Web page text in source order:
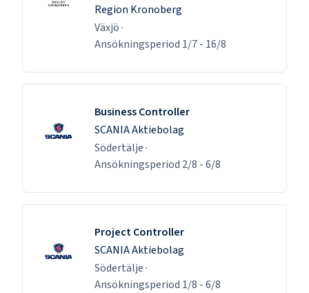
Region Kronoberg
Växjö ·
Ansökningsperiod 1/7- 16/8
Business Controller
SCANIA Aktiebolag
Södertälje ·
Ansökningsperiod 2/8 -6/8
Project Controller
SCANIA Aktiebolag
Södertälje ·
Ansökningsperiod 1/8 -6/8